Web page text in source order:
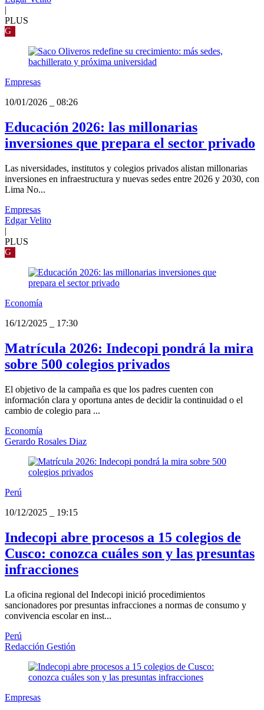
|
PLUS
G
Empresas
10/01/2026
08:26
Educación 2026: las millonarias
inversiones que prepara el sector privado
Las niversidades, institutos y colegios privados alistan millonarias
inversiones en infraestructura y nuevas sedes entre 2026 y 2030, con
Lima No...
Empresas
Edgar Velito
|
PLUS
G
Economía
16/12/2025
17:30
Matrícula 2026: Indecopi pondrá la mira
sobre 500 colegios privados
El objetivo de la campaña es que los padres cuenten con
información clara y oportuna antes de decidir la continuidad o el
cambio de colegio para ...
Economía
Gerardo Rosales Diaz
Perú
10/12/2025
19:15
Indecopi abre procesos a 15 colegios de
Cusco: conozca cuáles son y las presuntas
infracciones
La oficina regional del Indecopi inició procedimientos
sancionadores por presuntas infracciones a normas de consumo y
convivencia escolar en inst...
Perú
Redacción Gestión
Empresas